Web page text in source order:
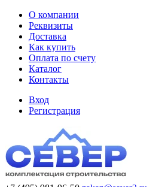
О компании
Реквизиты
Доставка
Как купить
Оплата по счету
Каталог
Контакты
Вход
Регистрация